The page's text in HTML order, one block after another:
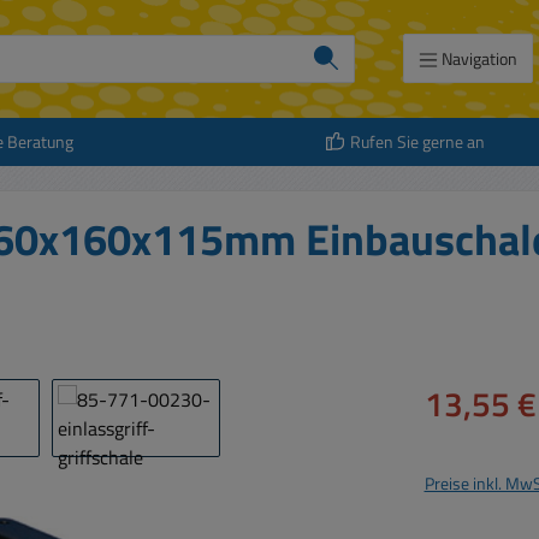
Navigation
Beratung Rufen Sie gerne an
Verkaufspreis:
13,55 €
Preise inkl.